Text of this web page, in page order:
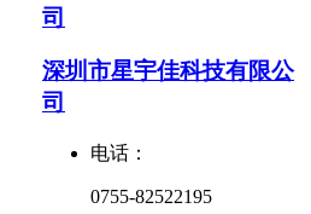
司
深圳市星宇佳科技有限公
司
电话：
0755-82522195